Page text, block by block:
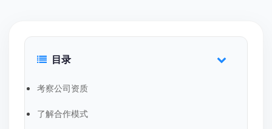
目录
考察公司资质
了解合作模式